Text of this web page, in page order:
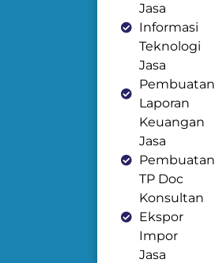
Jasa
Informasi
Teknologi
Jasa
Pembuatan
Laporan
Keuangan
Jasa
Pembuatan
TP Doc
Konsultan
Ekspor
Impor
Jasa